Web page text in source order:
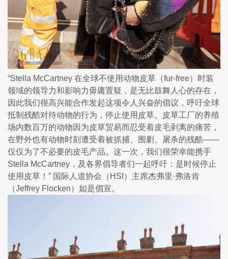
“Stella McCartney 在全球不使用动物皮草（fur-free）时装
领域的领导力和影响力毋庸置疑，是无比鼓舞人心的存在，
因此我们很高兴能合作发起这项令人兴奋的倡议，呼吁全球
抵制残酷对待动物的行为，停止使用皮草。皮草工厂的养殖
场内数百万的动物因为皮草贸易而忍受着皮毛剥离的痛苦，
在野外也有动物时刻遭受着被抓捕、围剿、屠杀的残酷——
仅仅为了不必要的皮毛产品。这一次，我们很荣幸能携手
Stella McCartney，及各界倡导者们一起呼吁：是时候停止
使用皮草！” 国际人道协会（HSI）主席杰弗里·弗洛肯
（Jeffrey Flocken）如是倡宣。